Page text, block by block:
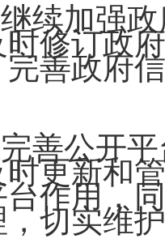
续加强
时修订政
完善政府
善公开
时更新和
台作用，
切实维